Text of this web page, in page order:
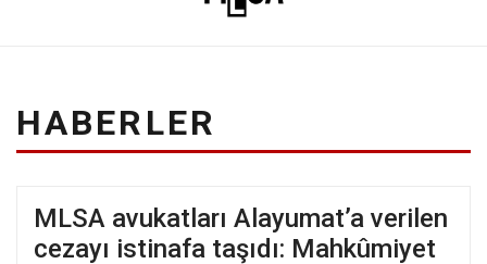
HABERLER
MLSA avukatları Alayumat’a verilen
cezayı istinafa taşıdı: Mahkûmiyet